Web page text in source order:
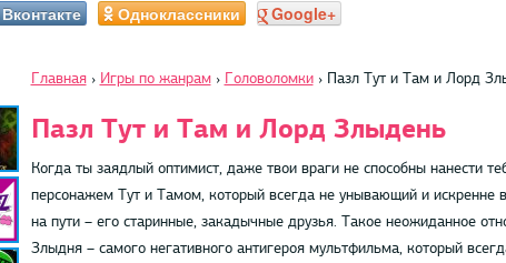
Вконтакте Одноклассники Google+
Главная › Игры по жанрам › Головоломки › Пазл Тут и Там и Лорд
Пазл Тут и Там и Лорд Злыдень
Когда ты заядлый оптимист, даже твои враги не способны нанести
персонажем Тут и Тамом, который всегда не унывающий и искренне
на пути – его старинные, закадычные друзья. Такое неожиданное
Злыдня – самого негативного антигероя мультфильма, который